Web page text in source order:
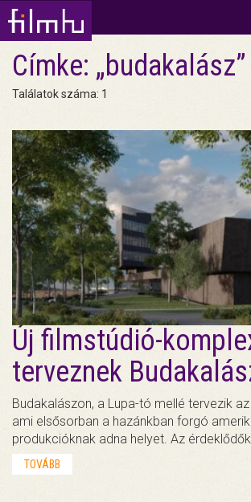
Címke: „budakalász”
Találatok száma: 1
Új filmstúdió-
terveznek
Budakalászon, a Lupa-tó mellé tervezik
ami elsősorban a hazánkban forgó
produkcióknak adna helyet. Az
TOVÁBB